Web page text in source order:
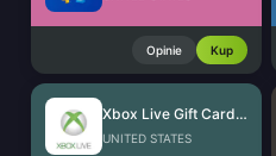
Opinie Kup
Xbox Live Gift Card (US)
UNITED STATES